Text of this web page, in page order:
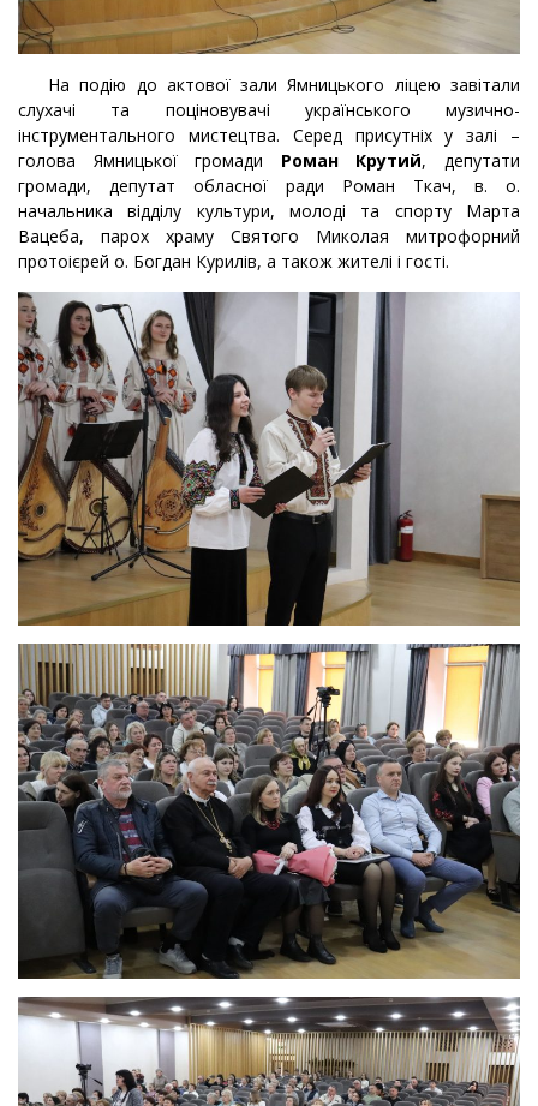
На подію до актової зали Ямницького ліцею завітали
слухачі та поціновувачі українського музично-
інструментального мистецтва. Серед присутніх у залі –
голова Ямницької громади Роман Крутий, депутати
громади, депутат обласної ради Роман Ткач, в. о.
начальника відділу культури, молоді та спорту Марта
Вацеба, парох храму Святого Миколая митрофорний
протоієрей о. Богдан Курилів, а також жителі і гості.